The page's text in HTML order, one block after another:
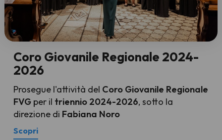
Coro Giovanile Regionale 2024-
2026
Prosegue l'attività del Coro Giovanile Regionale
FVG per il triennio 2024-2026, sotto la
direzione di Fabiana Noro
Scopri